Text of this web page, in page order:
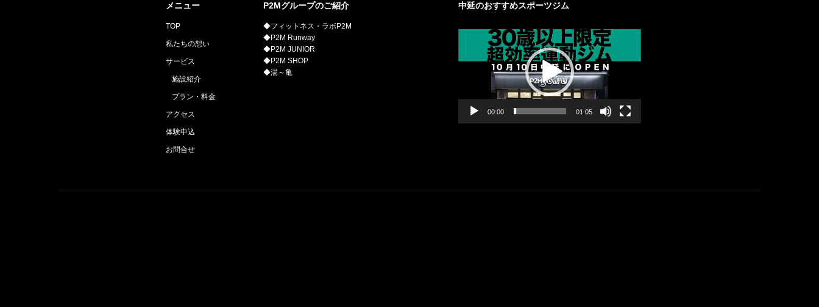
メニュー
TOP
私たちの想い
サービス
施設紹介
プラン・料金
アクセス
体験申込
お問合せ
P2Mグループのご紹介
◆フィットネス・ラボP2M
◆P2M Runway
◆P2M JUNIOR
◆P2M SHOP
◆湯～亀
中延のおすすめスポーツジム
レ
00:00 01:05